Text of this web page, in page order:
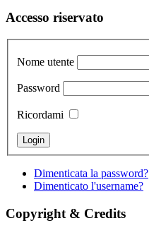
Accesso riservato
Nome utente
Password
Ricordami
Dimenticata la password?
Dimenticato l'username?
Copyright & Credits